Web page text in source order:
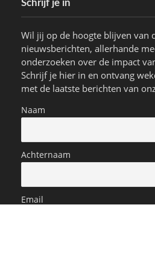
Schrijf je in
Wil jij op de hoogte blijven van
nieuwsberichten, allerhande
onderzoeken over de impact
Schrijf je hier in en ontvang
met de laatste berichten van
Naam
Achternaam
Email